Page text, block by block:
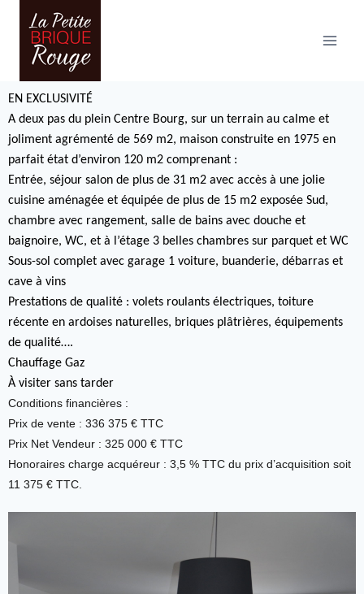
EN EXCLUSIVITÉ
A deux pas du plein Centre Bourg, sur un terrain au calme et
joliment agrémenté de 569 m2, maison construite en 1975 en
parfait état d’environ 120 m2 comprenant :
Entrée, séjour salon de plus de 31 m2 avec accès à une jolie
cuisine aménagée et équipée de plus de 15 m2 exposée Sud,
chambre avec rangement, salle de bains avec douche et
baignoire, WC, et à l’étage 3 belles chambres sur parquet et WC
Sous-sol complet avec garage 1 voiture, buanderie, débarras et
cave à vins
Prestations de qualité : volets roulants électriques, toiture
récente en ardoises naturelles, briques plâtrières, équipements
de qualité….
Chauffage Gaz
À visiter sans tarder
Conditions financières :
Prix de vente : 336 375 € TTC
Prix Net Vendeur : 325 000 € TTC
Honoraires charge acquéreur : 3,5 % TTC du prix d’acquisition soit
11 375 € TTC.